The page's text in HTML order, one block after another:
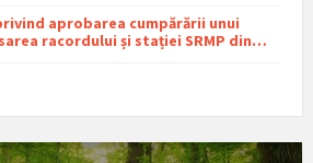
privind aprobarea cumpărării unui
racordului și stației SRMP din